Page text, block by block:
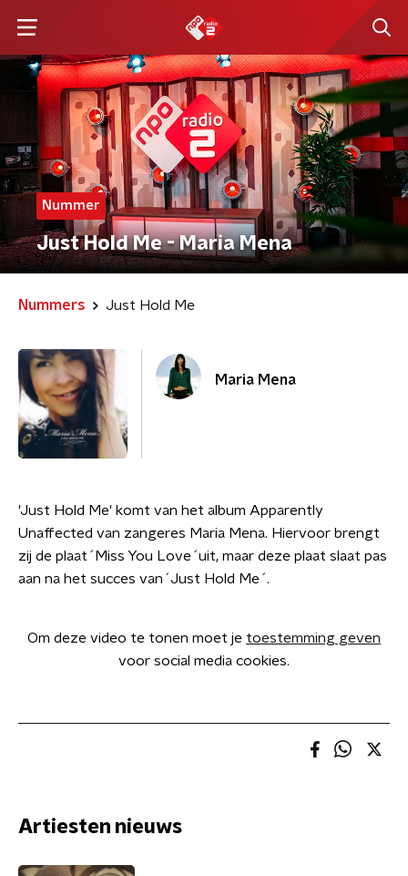
Nummer
Just Hold Me - Maria Mena
Nummers Just Hold Me
Maria Mena
'Just Hold Me' komt van het album Apparently
Unaffected van zangeres Maria Mena. Hiervoor brengt
zij de plaat´Miss You Love´uit, maar deze plaat slaat pas
aan na het succes van´Just Hold Me´.
Om deze video te tonen moet je toestemming geven
voor social media cookies.
Artiesten nieuws